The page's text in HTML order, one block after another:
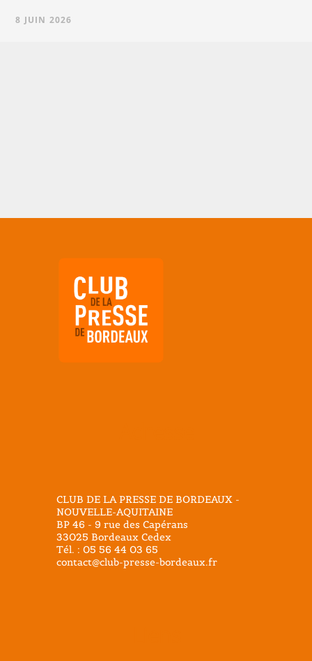
8 JUIN 2026
CLUB DE LA PRESSE DE BORDEAUX -
NOUVELLE-AQUITAINE
BP 46 - 9 rue des Capérans
33025 Bordeaux Cedex
Tél. : 05 56 44 03 65
contact@club-presse-bordeaux.fr